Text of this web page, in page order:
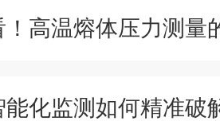
化监测如何精准破